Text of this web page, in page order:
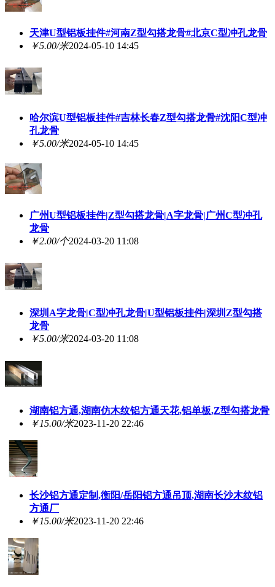
天津U型铝板挂件#河南Z型勾搭龙骨#北京C型冲孔龙骨
￥5.00/米2024-05-10 14:45
哈尔滨U型铝板挂件#吉林长春Z型勾搭龙骨#沈阳C型冲
孔龙骨
￥5.00/米2024-05-10 14:45
广州U型铝板挂件|Z型勾搭龙骨|A字龙骨|广州C型冲孔
龙骨
￥2.00/个2024-03-20 11:08
深圳A字龙骨|C型冲孔龙骨|U型铝板挂件|深圳Z型勾搭
龙骨
￥5.00/米2024-03-20 11:08
湖南铝方通,湖南仿木纹铝方通天花,铝单板,Z型勾搭龙骨
￥15.00/米2023-11-20 22:46
长沙铝方通定制,衡阳/岳阳铝方通吊顶,湖南长沙木纹铝
方通厂
￥15.00/米2023-11-20 22:46